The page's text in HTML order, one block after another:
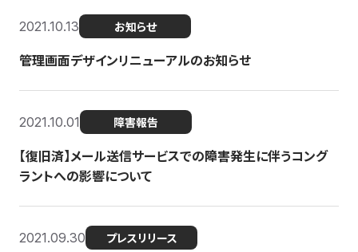
2021.10.13 お知らせ
管理画面デザインリニューアルのお知らせ
2021.10.01 障害報告
【復旧済】メール送信サービスでの障害発生に伴うコング
ラントへの影響について
2021.09.30 プレスリリース